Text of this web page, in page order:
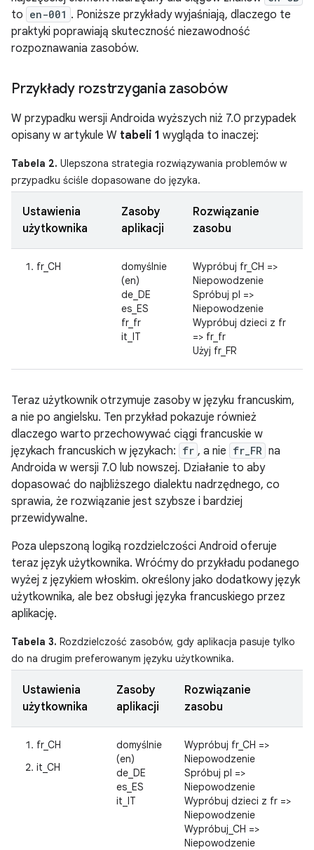
to en-001 . Poniższe przykłady wyjaśniają, dlaczego te
praktyki poprawiają skuteczność niezawodność
rozpoznawania zasobów.
Przykłady rozstrzygania zasobów
W przypadku wersji Androida wyższych niż 7.0 przypadek
opisany w artykule W tabeli 1 wygląda to inaczej:
Tabela 2. Ulepszona strategia rozwiązywania problemów w
przypadku ściśle dopasowane do języka.
Ustawienia
użytkownika
Zasoby
aplikacji
Rozwiązanie
zasobu
fr_CH
domyślnie
(en)
de_DE
es_ES
fr_fr
it_IT
Wypróbuj fr_CH =>
Niepowodzenie
Spróbuj pl =>
Niepowodzenie
Wypróbuj dzieci z fr
=> fr_fr
Użyj fr_FR
Teraz użytkownik otrzymuje zasoby w języku francuskim,
a nie po angielsku. Ten przykład pokazuje również
dlaczego warto przechowywać ciągi francuskie w
językach francuskich w językach: fr , a nie fr_FR na
Androida w wersji 7.0 lub nowszej. Działanie to aby
dopasować do najbliższego dialektu nadrzędnego, co
sprawia, że rozwiązanie jest szybsze i bardziej
przewidywalne.
Poza ulepszoną logiką rozdzielczości Android oferuje
teraz język użytkownika. Wróćmy do przykładu podanego
wyżej z językiem włoskim. określony jako dodatkowy język
użytkownika, ale bez obsługi języka francuskiego przez
aplikację.
Tabela 3. Rozdzielczość zasobów, gdy aplikacja pasuje tylko
do na drugim preferowanym języku użytkownika.
Ustawienia
użytkownika
Zasoby
aplikacji
Rozwiązanie
zasobu
fr_CH
it_CH
domyślnie
(en)
de_DE
es_ES
it_IT
Wypróbuj fr_CH =>
Niepowodzenie
Spróbuj pl =>
Niepowodzenie
Wypróbuj dzieci z fr =>
Niepowodzenie
Wypróbuj_CH =>
Niepowodzenie